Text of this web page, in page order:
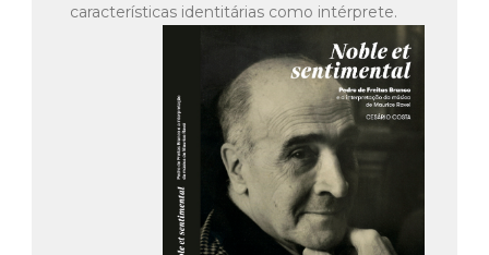
características identitárias como intérprete.